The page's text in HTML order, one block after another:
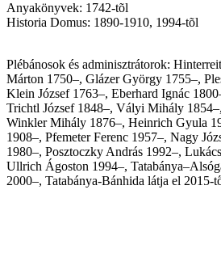
Anyakönyvek: 1742-tõl
Historia Domus: 1890-1910, 1994-tõl
Plébánosok és adminisztrátorok:
Márton 1750–, Glázer György 1755–,
Klein József 1763–, Eberhard Ignác
Trichtl József 1848–, Vályi Mihály
Winkler Mihály 1876–, Heinrich Gyula
1908–, Pfemeter Ferenc 1957–, Nagy
1980–, Posztoczky András 1992–,
Ullrich Ágoston 1994–,
2000–, Tatabánya-Bánhida látja el 2015-